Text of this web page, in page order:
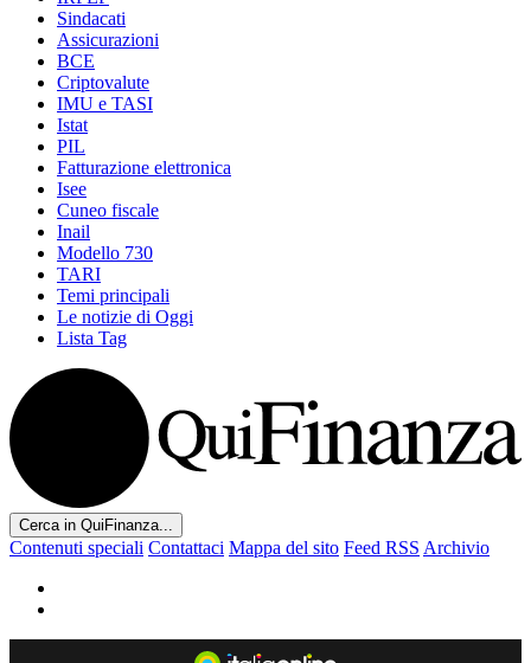
Sindacati
Assicurazioni
BCE
Criptovalute
IMU e TASI
Istat
PIL
Fatturazione elettronica
Isee
Cuneo fiscale
Inail
Modello 730
TARI
Temi principali
Le notizie di Oggi
Lista Tag
Cerca in QuiFinanza...
Contenuti speciali Contattaci Mappa del sito Feed RSS Archivio